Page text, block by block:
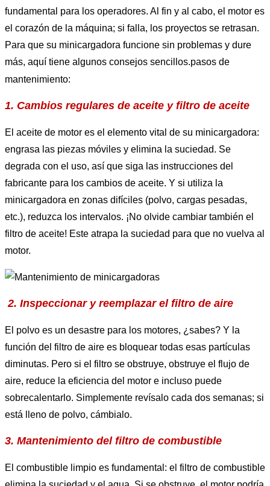
fundamental para los operadores. Al fin y al cabo, el motor es
el corazón de la máquina; si falla, los proyectos se retrasan.
Para que su minicargadora funcione sin problemas y dure
más, aquí tiene algunos consejos sencillos.pasos de
mantenimiento:
1. Cambios regulares de aceite y filtro de aceite
El aceite de motor es el elemento vital de su minicargadora:
engrasa las piezas móviles y elimina la suciedad. Se
degrada con el uso, así que siga las instrucciones del
fabricante para los cambios de aceite. Y si utiliza la
minicargadora en zonas difíciles (polvo, cargas pesadas,
etc.), reduzca los intervalos. ¡No olvide cambiar también el
filtro de aceite! Este atrapa la suciedad para que no vuelva al
motor.
2. Inspeccionar y reemplazar el filtro de aire
El polvo es un desastre para los motores, ¿sabes? Y la
función del filtro de aire es bloquear todas esas partículas
diminutas. Pero si el filtro se obstruye, obstruye el flujo de
aire, reduce la eficiencia del motor e incluso puede
sobrecalentarlo. Simplemente revísalo cada dos semanas; si
está lleno de polvo, cámbialo.
3. Mantenimiento del filtro de combustible
El combustible limpio es fundamental: el filtro de combustible